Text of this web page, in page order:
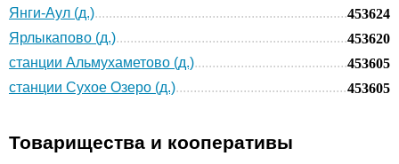
Янги-Аул (д.)
453624
Ярлыкапово (д.)
453620
станции Альмухаметово (д.)
453605
станции Сухое Озеро (д.)
453605
Товарищества и кооперативы